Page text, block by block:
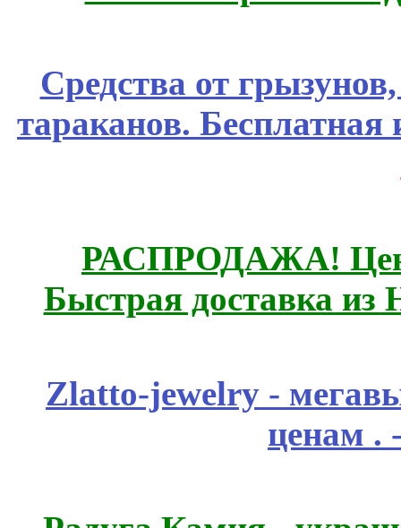
Средства от
тараканов.
РАСПРОДАЖА!
Быстрая доставка из
Zlatto-jewelry -
ценам .